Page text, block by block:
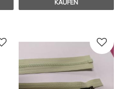
KAUFEN
Zu Favoriten hinzufügen Zu